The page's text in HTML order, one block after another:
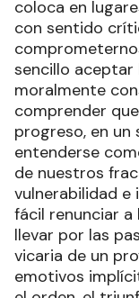
coloca en
con sentido
sencillo aceptar
moralmente
comprender
progreso, en
entenderse
de nuestros
vulnerabilidad e
fácil renunciar
llevar por las
vicaria de un
emotivos